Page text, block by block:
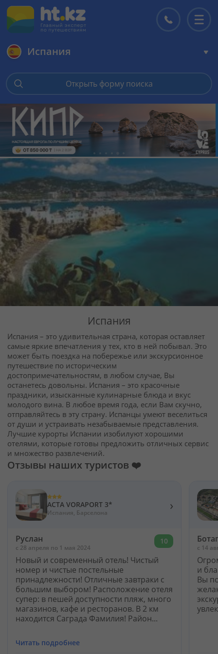
Горящие туры
Цены на туры
Страны
Туры
Отели
Круизы
Статьи
70129 отзывов наших туристов
О нас
Для бизнеса
Контакты
Кабинет туриста
USD
Язык: Русский Қазақша
Установи наше мобильное приложение
Загрузить приложение из App Store
Загрузить приложение из Google Play
Испания
Открыть форму поиска
Испания
Испания – это удивительная страна, которая оставляет
самые яркие впечатления у тех, кто в ней побывал. Это
может быть поездка на побережье или экскурсионное
путешествие по историческим
достопримечательностям, в любом случае, Вы
останетесь довольны. Испания – это красочные
праздники, изысканные кулинарные блюда и вкус
молодого вина. В любое время года, если Вам скучно,
отправляйтесь в эту страну. Испанцы умеют веселиться
от души и устраивать незабываемые представления.
Лучшие курорты Испании изобилуют хорошими
отелями, которые готовы предложить отличных сервис
и множество развлечений.
Отзывы наших туристов ❤️
ACTA VORAPORT 3*
Испания, Барселона ›
Руслан
c 28 апреля по 1 мая 2024
10
Новый и современный отель! Чистый
номер и чистые постельные
принадлежности! Отличные завтраки с
большим выбором! Расположение отеля
супер: в пешей доступности пляж, много
магазинов, кафе и ресторанов. В 2 км
находится Саграда Фамилия! Район...
Читать подробнее
c 14
и
Вы